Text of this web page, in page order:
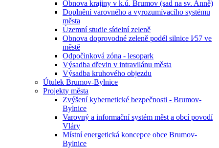
Obnova krajiny v k.ú. Brumov (sad na sv. Anně)
Doplnění varovného a vyrozumívacího systému
města
Územní studie sídelní zeleně
Obnova doprovodné zeleně podél silnice I⁄57 ve
městě
Odpočinková zóna - lesopark
Výsadba dřevin v intravilánu města
Výsadba kruhového objezdu
Útulek Brumov-Bylnice
Projekty města
Zvýšení kybernetické bezpečnosti - Brumov-
Bylnice
Varovný a informační systém měst a obcí povodí
Vláry
Místní energetická koncepce obce Brumov-
Bylnice